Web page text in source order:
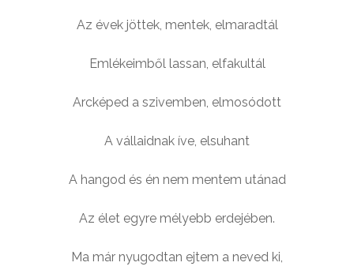
Az évek jöttek, mentek, elmaradtál
Emlékeimből lassan, elfakultál
Arcképed a szivemben, elmosódott
A vállaidnak íve, elsuhant
A hangod és én nem mentem utánad
Az élet egyre mélyebb erdejében.
Ma már nyugodtan ejtem a neved ki,